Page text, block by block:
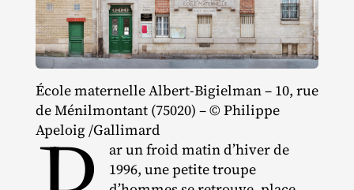
École maternelle Albert‐​Bigielman – 10, rue
de Ménilmontant (75020) – © Philippe
Apeloig /​Gallimard
ar un froid matin d’hiver de
1996, une petite troupe